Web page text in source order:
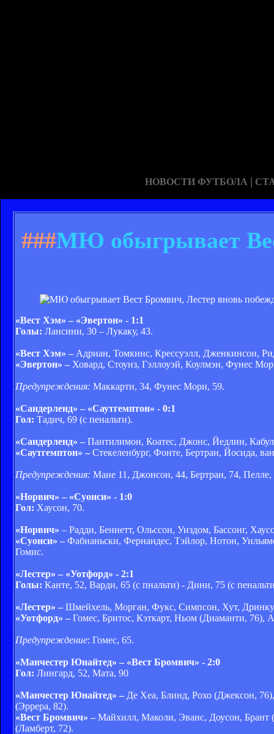
НОВОСТИ ФУТБОЛА |
###МЮ обыгрывает
«Вест Хэм» – «Эвертон» - 1:1
Голы: Лансини, 30 – Лукаку, 43.
«Вест Хэм» – Адриан, Томкинс, Крессуэлл, Дженкинсон,
«Эвертон» – Ховард, Стоунз, Гэллоуэй, Коулмэн, Фунес
Предупреждения: Маккарти, 34, Фунес Мори, 59.
«Сандерленд» – «Саутгемптон» - 0:1
Гол: Тадич, 69 (с пенальти).
«Сандерленд» – Пантилимон, Коатес, Джонс, Йедлин,
«Саутгемптон» – Стекеленбург, Фонте, Бертран, Йосида,
Предупреждения: Мане 11, Джонсон, 44, Бертран, 74, Пелле,
«Норвич» – «Суонси» - 1:0
Гол: Хаусон, 70.
«Норвич» – Радди, Беннетт, Ольссон, Уиздом, Бассонг,
«Суонси» – Фабианьски, Фернандес, Тэйлор, Нотон,
Гомис.
«Лестер» – «Уотфорд» - 2:1
Голы: Канте, 52, Варди, 65 (с пнальти) - Дини, 75 (с
«Лестер» – Шмейхель, Морган, Фукс, Симпсон, Хут,
«Уотфорд» – Гомес, Бритос, Кэткарт, Ньом (Диаманти,
Предупреждение: Гомес, 65.
«Манчестер Юнайтед» – «Вест Бромвич» - 2:0
Гол: Лингард, 52, Мата, 90
«Манчестер Юнайтед» – Де Хеа, Блинд, Рохо (Джексон,
(Эррера, 82).
«Вест Бромвич» – Майхилл, Маколи, Эванс, Доусон, Брант
(Ламберт, 72).